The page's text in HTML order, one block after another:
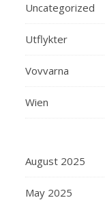
Uncategorized
Utflykter
Vovvarna
Wien
August 2025
May 2025